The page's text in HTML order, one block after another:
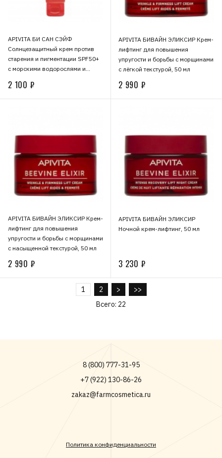
APIVITA БИ САН СЭЙФ
Солнцезащитный крем против
старения и пигментации SPF50+
с морскими водорослями и
2 100 ₽
APIVITA БИВАЙН ЭЛИКСИР Крем-
лифтинг для повышения
упругости и борьбы с морщинами
с лёгкой текстурой, 50 мл
2 990 ₽
APIVITA БИВАЙН ЭЛИКСИР Крем-
лифтинг для повышения
упругости и борьбы с морщинами
с насыщенной текстурой, 50 мл
2 990 ₽
APIVITA БИВАЙН ЭЛИКСИР
Ночной крем-лифтинг, 50 мл
3 230 ₽
1 2 >
>>
Всего: 22
8 (800) 777-31-95
+7 (922) 130-86-26
zakaz@farmcosmetica.ru
Политика конфиденциальности